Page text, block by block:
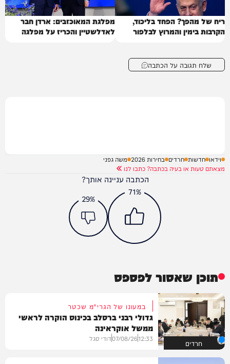
ריח של מהפך? הפחד בליכוד,
הקרבות בימין והמרוץ לבלפור
מפלגת המאוכזבים: ארדן חבר
לאדלשטיין והכריז על מפלגה
שלח תגובה על הכתבה
וידאו חדשות חרדים בחירות 2026
משה גפני
מצאתם טעות או בעיה בכתבה? כתבו לנו
הכתבה עניינה אותך?
71%
29%
תוכן שאסור לפספס
חרדים
במעונו של הגרי"מ שכטר
גדולי רבני ברסלב בכינוס הוקרה לראשי
ממשל אוקראינה
12:33
07/08/26דודי סגל